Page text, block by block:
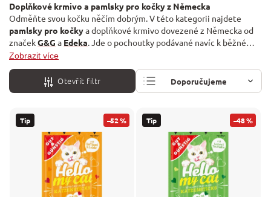
Doplňkové krmivo a pamlsky pro kočky z Německa
Odměňte svou kočku něčím dobrým. V této kategorii najdete
pamlsky pro kočkya doplňkové krmivo dovezené z Německa od
značekG&G a Edeka. Jde o pochoutky podávané navíc k běžné
stravě – jako odměna při výcviku, mazlení nebo jen tak pro radost.
Hlavní každodenní krmivo vybírejte v sekciGranule pro kočkya
Kapsičky pro kočky .
Zobrazit více
Doporučujeme
Nejdražší
Nejprodávanější
Abecedně
Otevřít filtr
Tip –52 % Tip –48 %